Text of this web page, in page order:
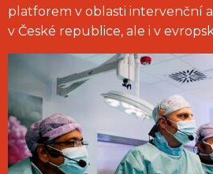
platforem v oblasti intervenční
v České republice, ale i v